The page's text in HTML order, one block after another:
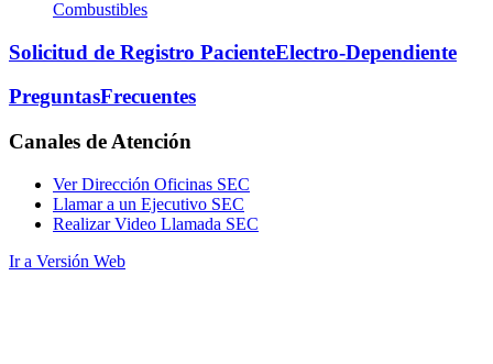
Combustibles
Solicitud de Registro PacienteElectro-Dependiente
PreguntasFrecuentes
Canales de Atención
Ver Dirección Oficinas SEC
Llamar a un Ejecutivo SEC
Realizar Video Llamada SEC
Ir a Versión Web